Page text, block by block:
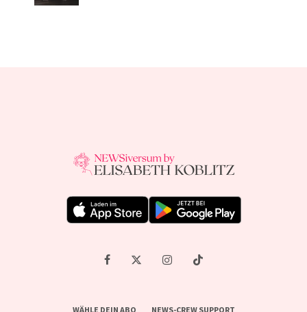
WÄHLE DEIN ABO NEWS-CREW SUPPORT